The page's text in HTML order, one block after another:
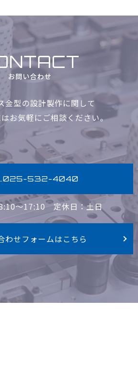
お問い合わせ
金型の設計製作に関して
お気軽に ご相談ください。
532-4040
8:10〜17:10定休日：土日
わせフォームはこちら